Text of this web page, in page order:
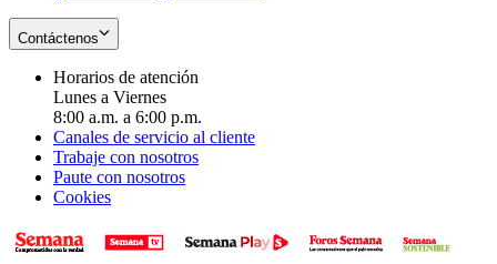
Contáctenos
Horarios de atención
Lunes a Viernes
8:00 a.m. a 6:00 p.m.
Canales de servicio al cliente
Trabaje con nosotros
Paute con nosotros
Cookies